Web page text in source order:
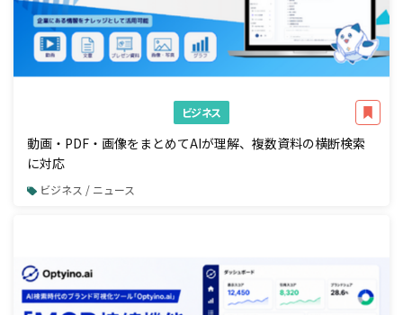
ビジネス
動画・PDF・画像をまとめてAIが理解、複数資料の横断検索
に対応
ビジネス / ニュース